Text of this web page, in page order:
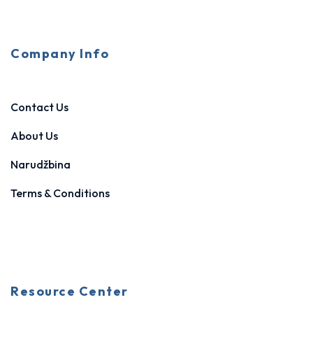
Company Info
Contact Us
About Us
Narudžbina
Terms & Conditions
Resource Center